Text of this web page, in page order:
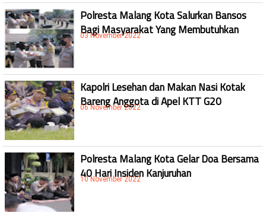
Polresta Malang Kota Salurkan Bansos
Bagi Masyarakat Yang Membutuhkan
03 November 2022
Kapolri Lesehan dan Makan Nasi Kotak
Bareng Anggota di Apel KTT G20
06 November 2022
Polresta Malang Kota Gelar Doa Bersama
40 Hari Insiden Kanjuruhan
10 November 2022